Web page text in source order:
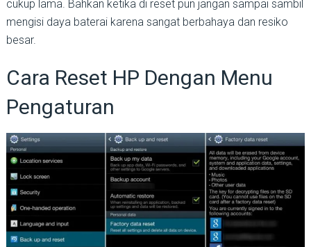
cukup lama. Bahkan ketika di reset pun jangan sampai sambil
mengisi daya baterai karena sangat berbahaya dan resiko
besar.
Cara Reset HP Dengan Menu
Pengaturan